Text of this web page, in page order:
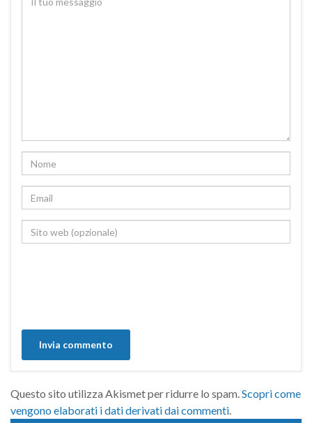
Questo sito utilizza Akismet per ridurre lo spam.Scopri come
vengono elaborati i dati derivati dai commenti.